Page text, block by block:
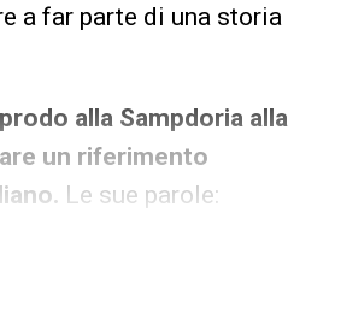
a far parte di una storia
alla Sampdoria alla
un riferimento
Le sue parole:
Appena